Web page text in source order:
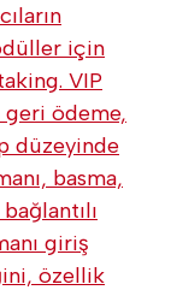
için
VIP
geri ödeme,
düzeyinde
basma,
giriş
özellik